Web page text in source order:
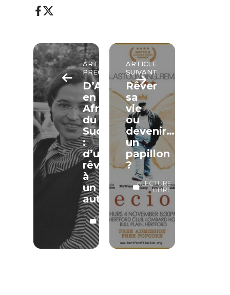
ARTICLE
PRÉCÉDENT
D’Amérique
en
Afrique
du
Sud
:
d’un
rêve
à
un
autre
LECTURE
LIBRE
ARTICLE
SUIVANT
Rêver
sa
vie
ou
devenir…
un
papillon
?
LECTURE
LIBRE